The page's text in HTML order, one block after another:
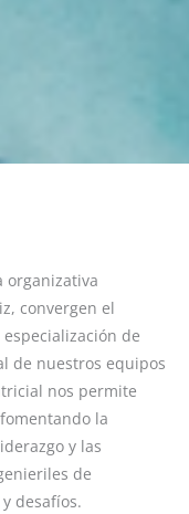
organizativa
convergen el
de
de nuestros equipos
nos permite
la
y las
de
desafíos.